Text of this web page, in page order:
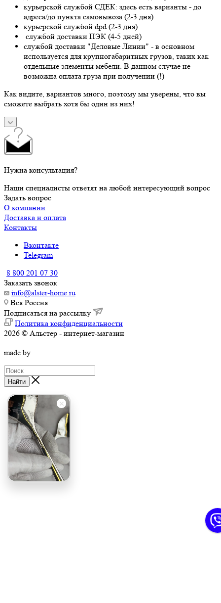
курьерской службой СДЕК: здесь есть варианты - до
адреса/до пункта самовывоза (2-3 дня)
курьерской службой dpd (2-3 дня)
службой доставки ПЭК (4-5 дней)
службой доставки "Деловые Линии" - в основном
используется для крупногабаритных грузов, таких как
отдельные элементы мебели. В данном случае не
возможна оплата груза при получении (!)
Как видите, вариантов много, поэтому мы уверены, что вы
сможете выбрать хотя бы один из них!
Нужна консультация?
Наши специалисты ответят на любой интересующий вопрос
Задать вопрос
О компании
Доставка и оплата
Контакты
Вконтакте
Telegram
8 800 201 07 30
Заказать звонок
info@alster-home.ru
Вся Россия
Подписаться на рассылку
Политика конфиденциальности
2026 © Альстер - интернет-магазин
made by
Найти